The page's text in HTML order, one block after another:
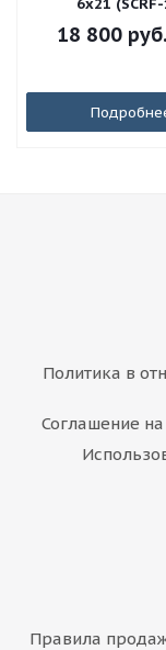
6x21
18 800 руб.
Политика в
Соглашение
Правила